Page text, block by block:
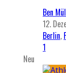
Ben
12.
Berlin,
1
Neu